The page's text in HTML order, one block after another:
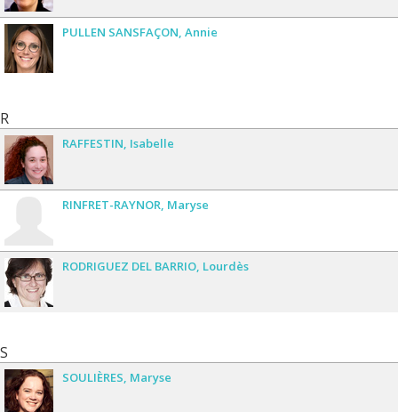
PULLEN SANSFAÇON Annie
R
RAFFESTIN Isabelle
RINFRET-RAYNOR Maryse
RODRIGUEZ DEL BARRIO Lourdès
S
SOULIÈRES Maryse